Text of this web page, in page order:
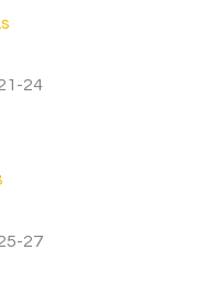
24
27